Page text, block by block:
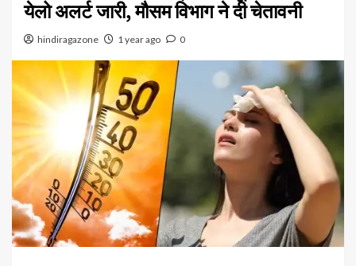
येलो अलर्ट जारी, मौसम विभाग ने दी चेतावनी
hindiragazone 1 year ago 0